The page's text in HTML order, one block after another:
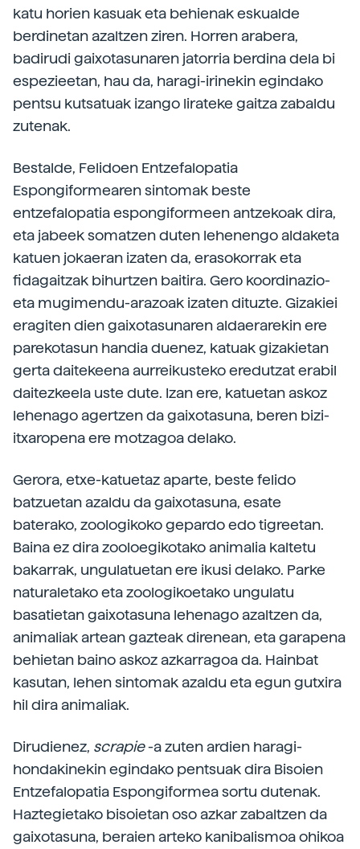
katu horien kasuak eta behienak eskualde
berdinetan azaltzen ziren. Horren arabera,
badirudi gaixotasunaren jatorria berdina dela bi
espezieetan, hau da, haragi-irinekin egindako
pentsu kutsatuak izango lirateke gaitza zabaldu
zutenak.
Bestalde, Felidoen Entzefalopatia
Espongiformearen sintomak beste
entzefalopatia espongiformeen antzekoak dira,
eta jabeek somatzen duten lehenengo aldaketa
katuen jokaeran izaten da, erasokorrak eta
fidagaitzak bihurtzen baitira. Gero koordinazio-
eta mugimendu-arazoak izaten dituzte. Gizakiei
eragiten dien gaixotasunaren aldaerarekin ere
parekotasun handia duenez, katuak gizakietan
gerta daitekeena aurreikusteko eredutzat erabil
daitezkeela uste dute. Izan ere, katuetan askoz
lehenago agertzen da gaixotasuna, beren bizi-
itxaropena ere motzagoa delako.
Gerora, etxe-katuetaz aparte, beste felido
batzuetan azaldu da gaixotasuna, esate
baterako, zoologikoko gepardo edo tigreetan.
Baina ez dira zooloegikotako animalia kaltetu
bakarrak, ungulatuetan ere ikusi delako. Parke
naturaletako eta zoologikoetako ungulatu
basatietan gaixotasuna lehenago azaltzen da,
animaliak artean gazteak direnean, eta garapena
behietan baino askoz azkarragoa da. Hainbat
kasutan, lehen sintomak azaldu eta egun gutxira
hil dira animaliak.
Dirudienez, scrapie-a zuten ardien haragi-
hondakinekin egindako pentsuak dira Bisoien
Entzefalopatia Espongiformea sortu dutenak.
Haztegietako bisoietan oso azkar zabaltzen da
gaixotasuna, beraien arteko kanibalismoa ohikoa